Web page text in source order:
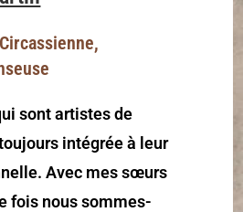
sont artistes de
intégrée à leur
Avec mes sœurs
fois nous sommes-